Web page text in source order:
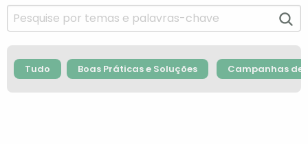
Tudo Boas Práticas e Soluções Campanhas de